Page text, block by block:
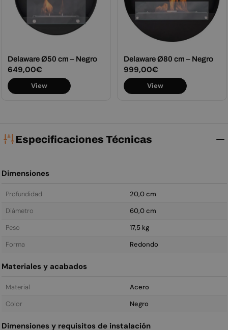
Delaware Ø50 cm – Negro
Precio
habitual
649,00€
View
Delaware Ø80 cm – Negro
Precio
habitual
999,00€
View
Especificaciones Técnicas
Dimensiones
Profundidad
20,0 cm
Diámetro
60,0 cm
Peso
17,5 kg
Forma
Redondo
Materiales y acabados
Material
Acero
Color
Negro
Dimensiones y requisitos de instalación